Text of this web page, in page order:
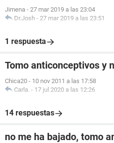
Jimena - 27 mar 2019 a las 23:04
Dr.Josh - 27 mar 2019 a las 23:51
1 respuesta
Tomo anticonceptivos y
Chica20 - 10 nov 2011 a las 17:58
Carla. - 17 jul 2020 a las 12:26
14 respuestas
no me ha bajado, tomo